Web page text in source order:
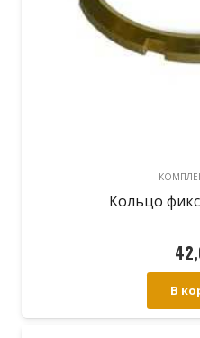
Кольцо
В